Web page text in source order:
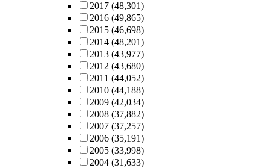
2017 (48,301)
2016 (49,865)
2015 (46,698)
2014 (48,201)
2013 (43,977)
2012 (43,680)
2011 (44,052)
2010 (44,188)
2009 (42,034)
2008 (37,882)
2007 (37,257)
2006 (35,191)
2005 (33,998)
2004 (31,633)